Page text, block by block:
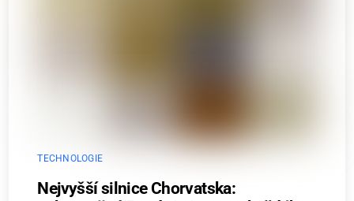
TECHNOLOGIE
Nejvyšší silnice Chorvatska: